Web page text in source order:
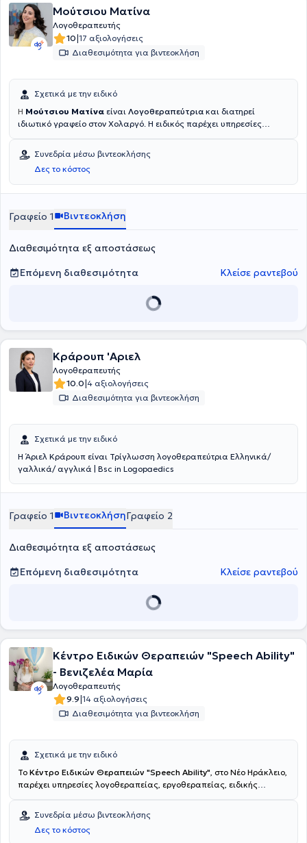
Μούτσιου Ματίνα
Λογοθεραπευτής
10|17 αξιολογήσεις
Διαθεσιμότητα για βιντεοκλήση
Σχετικά με την ειδικό
Η Μούτσιου Ματίνα είναι Λογοθεραπεύτρια και διατηρεί
ιδιωτικό γραφείο στον Χολαργό. Η ειδικός παρέχει υπηρεσίες
παρέμβασης σε ένα ασφαλές και υποστηρικτικό περιβάλλον.
Επιπλέον, παρέχονται υπηρεσίες αξιολόγησης και παρέμβασης, με
τη χρήση σταθμισμένων εργαλείων για διαταραχές λόγου, ομιλίας
και επικοινωνίας, με στόχο την ενίσχυση της αλληλεπίδρασης αλλά
Χρησιμοποιούνται νατουραλιστικές προσεγγίσεις για την ανάδυση
κοινωνικών δεξιοτήτων ανάμεσα στο παιδί και την οικογένεια και
ανεξαρτησίας των παιδιών και η υποστήριξη του συστήματος της
Συνεδρία μέσω βιντεοκλήσης
Δες το κόστος
Γραφείο 1 Βιντεοκλήση
Διαθεσιμότητα εξ αποστάσεως
Επόμενη διαθεσιμότητα
Κλείσε ραντεβού
Κράρουπ 'Αριελ
Λογοθεραπευτής
10.0|4 αξιολογήσεις
Διαθεσιμότητα για βιντεοκλήση
Σχετικά με την ειδικό
Η Άριελ Κράρουπ είναι Τρίγλωσση λογοθεραπεύτρια Ελληνικά/
γαλλικά/ αγγλικά | Bsc in Logopaedics
Γραφείο 1 ΒιντεοκλήσηΓραφείο 2
Διαθεσιμότητα εξ αποστάσεως
Επόμενη διαθεσιμότητα
Κλείσε ραντεβού
Κέντρο Ειδικών Θεραπειών "Speech Ability"
- Βενιζελέα Μαρία
Λογοθεραπευτής
9.9|14 αξιολογήσεις
Διαθεσιμότητα για βιντεοκλήση
Σχετικά με την ειδικό
Το Κέντρο Ειδικών Θεραπειών "Speech Ability", στο Νέο Ηράκλειο,
παρέχει υπηρεσίες λογοθεραπείας, εργοθεραπείας, ειδικής
γονέων καθώς και παιγνιοθεραπείας με
τη Λογοθεραπεύτρια Βενιζελέα Μαρία
στη Σχολή Επιστημών Υγείας του Ανώτατου Τεχνολογικού
Συνεδρία μέσω βιντεοκλήσης
Δες το κόστος